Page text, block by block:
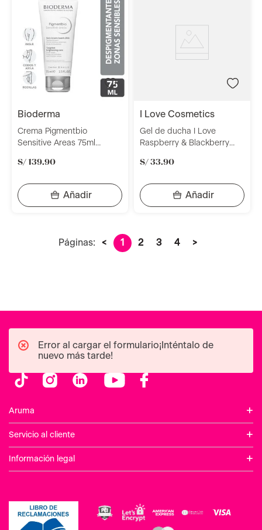
bioderma
Crema Pigmentbio
Sensitive Areas 75ml
S/ 139.90
i love cosmetics
Gel de ducha I Love
Raspberry & Blackberry
S/ 33.90
Páginas: < 1 2 3 4 >
Error al cargar el formulario¡Inténtalo de
nuevo más tarde!
Aruma +
Servicio al cliente +
Información legal +